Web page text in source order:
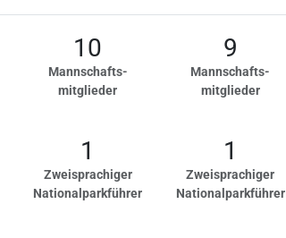
10
Mannschafts-
mitglieder
9
Mannschafts-
mitglieder
1
Zweisprachiger
Nationalparkführer
1
Zweisprachiger
Nationalparkführer